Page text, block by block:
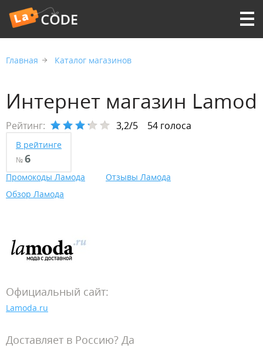
Главная Каталог магазинов
Интернет магазин
Рейтинг: 3,2/5 54 голоса
В рейтинге
№6
Промокоды Ламода
Отзывы Ламода
Обзор Ламода
Официальный сайт:
Lamoda.ru
Доставляет в Россию? Да